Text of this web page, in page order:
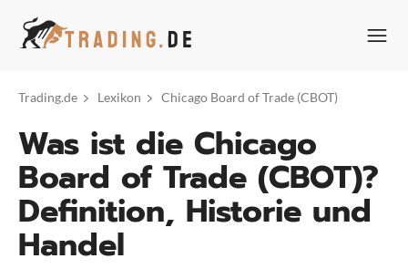
Inhalt
Trading.de Lexikon Chicago Board of Trade (CBOT)
Was ist die Chicago
Board of Trade (CBOT)?
Definition, Historie und
Handel